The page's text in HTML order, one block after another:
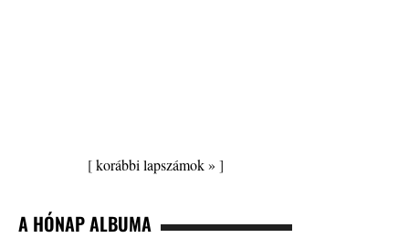
[korábbi lapszámok » ]
A HÓNAP ALBUMA